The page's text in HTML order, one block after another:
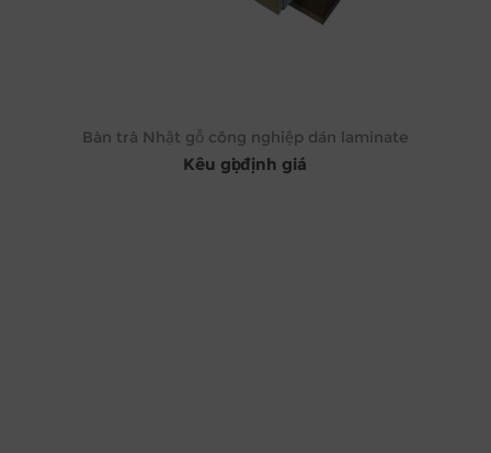
Bàn trà Nhật gỗ công nghiệp dán laminate
Kêu gọi định giá